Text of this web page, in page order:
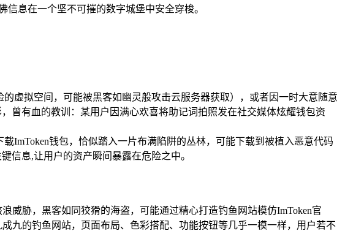
信息在一个坚不可摧的数字城堡中安全穿梭。
虚拟空间，可能被黑客如幽灵般攻击云服务器获取），或者因一时大意随意
曾有血的教训：某用户因满心欢喜将助记词拍照发在社交媒体炫耀钱包资
ImToken钱包，恰似踏入一片布满陷阱的丛林，可能下载到被植入恶意代码
信息,让用户的资产瞬间暴露在危险之中。
威胁，黑客如同狡猾的海盗，可能通过精心打造钓鱼网站模仿ImToken官
九的钓鱼网站，页面布局、色彩搭配、功能按钮等几乎一模一样，用户若不